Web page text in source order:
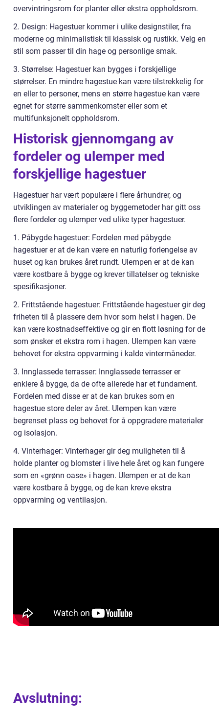
overvintringsrom for planter eller ekstra oppholdsrom.
2. Design: Hagestuer kommer i ulike designstiler, fra
moderne og minimalistisk til klassisk og rustikk. Velg en
stil som passer til din hage og personlige smak.
3. Størrelse: Hagestuer kan bygges i forskjellige
størrelser. En mindre hagestue kan være tilstrekkelig for
en eller to personer, mens en større hagestue kan være
egnet for større sammenkomster eller som et
multifunksjonelt oppholdsrom.
Historisk gjennomgang av
fordeler og ulemper med
forskjellige hagestuer
Hagestuer har vært populære i flere århundrer, og
utviklingen av materialer og byggemetoder har gitt oss
flere fordeler og ulemper ved ulike typer hagestuer.
1. Påbygde hagestuer: Fordelen med påbygde
hagestuer er at de kan være en naturlig forlengelse av
huset og kan brukes året rundt. Ulempen er at de kan
være kostbare å bygge og krever tillatelser og tekniske
spesifikasjoner.
2. Frittstående hagestuer: Frittstående hagestuer gir deg
friheten til å plassere dem hvor som helst i hagen. De
kan være kostnadseffektive og gir en flott løsning for de
som ønsker et ekstra rom i hagen. Ulempen kan være
behovet for ekstra oppvarming i kalde vintermåneder.
3. Innglassede terrasser: Innglassede terrasser er
enklere å bygge, da de ofte allerede har et fundament.
Fordelen med disse er at de kan brukes som en
hagestue store deler av året. Ulempen kan være
begrenset plass og behovet for å oppgradere materialer
og isolasjon.
4. Vinterhager: Vinterhager gir deg muligheten til å
holde planter og blomster i live hele året og kan fungere
som en «grønn oase» i hagen. Ulempen er at de kan
være kostbare å bygge, og de kan kreve ekstra
oppvarming og ventilasjon.
Avslutning: